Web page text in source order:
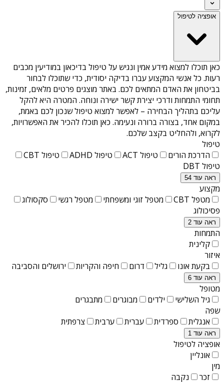
אופציה לטיפול
כאן תוכלו למצוא מידע אמין ונגיש על טיפול בדיכאון במודיעין מכבים
רעות. כל אנשי המקצוע עברו בדיקה יסודית, כדי שתוכלו לבחור
בביטחון את האדם המתאים לכם. באתר מוצגים פרטים מלאים, זמינות,
תחומי התמחות ודרכי יצירת קשר ישירה ונוחה. המטרה היא להקל
עליכם בתהליך הבחירה – לאפשר למצוא טיפול שנכון לכם באמת,
במקום אחד, בצורה ברורה ונעימה. כאן תוכלו להכיר את האפשרויות,
לקרוא, ולהחליט בקצב שלכם.
טיפול
הדרכת הורים
טיפול ACT טיפול ADHD
טיפול CBT
טיפול DBT
ראה עוד 54
מקצוע
מטפל CBT
מטפל זוגי ומשפחתי מטפל רגשי
סקסולוג
פסיכולוג
ראה עוד 2
התמחות
קלינית
איזור
בקעת אונו
גליל דרום חיפה והקריות ירושלים והסביבה
ראה עוד 6
מטופל
גיל השלישי
ילדים מבוגרים
מתבגרים
שפה
אנגלית
ספרדית עברית ערבית צרפתית
ראה עוד 1
אופציה לטיפול
אונליין
מין
זכר
נקבה